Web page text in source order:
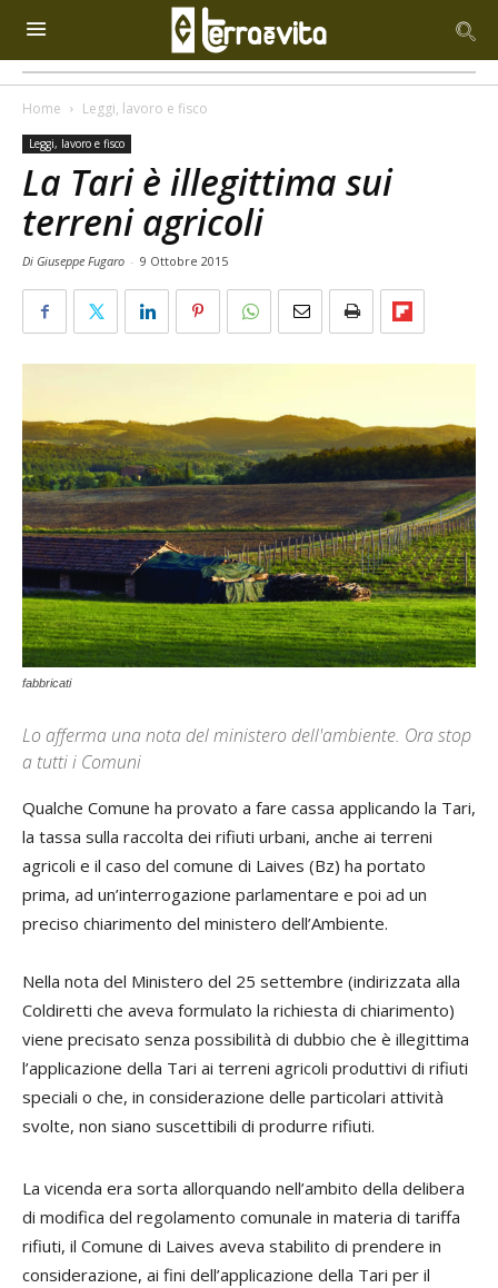
Home Leggi, lavoro e fisco
Leggi, lavoro e fisco
La Tari è illegittima sui
terreni agricoli
Di Giuseppe Fugaro - 9 Ottobre 2015
fabbricati
Lo afferma una nota del ministero dell'ambiente. Ora stop
a tutti i Comuni
Qualche Comune ha provato a fare cassa applicando la Tari,
la tassa sulla raccolta dei rifiuti urbani, anche ai terreni
agricoli e il caso del comune di Laives (Bz) ha portato
prima, ad un’interrogazione parlamentare e poi ad un
preciso chiarimento del ministero dell’Ambiente.
Nella nota del Ministero del 25 settembre (indirizzata alla
Coldiretti che aveva formulato la richiesta di chiarimento)
viene precisato senza possibilità di dubbio che è illegittima
l’applicazione della Tari ai terreni agricoli produttivi di rifiuti
speciali o che, in considerazione delle particolari attività
svolte, non siano suscettibili di produrre rifiuti.
La vicenda era sorta allorquando nell’ambito della delibera
di modifica del regolamento comunale in materia di tariffa
rifiuti, il Comune di Laives aveva stabilito di prendere in
considerazione, ai fini dell’applicazione della Tari per il